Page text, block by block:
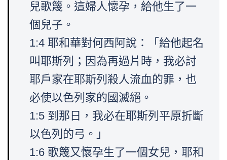
兒歌篾。這婦人懷孕，給他生了一
個兒子。
1:4 耶和華對何西阿說：「給他起名
叫耶斯列；因為再過片時，我必討
耶戶家在耶斯列殺人流血的罪，也
必使以色列家的國滅絕。
1:5 到那日，我必在耶斯列平原折斷
以色列的弓。」
1:6 歌篾又懷孕生了一個女兒，耶和